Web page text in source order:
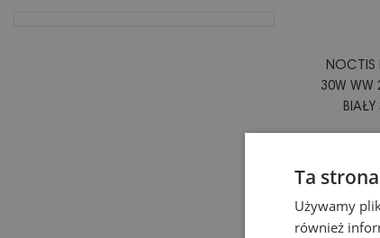
NOCTIS
30W WW
Ta
Używamy
również